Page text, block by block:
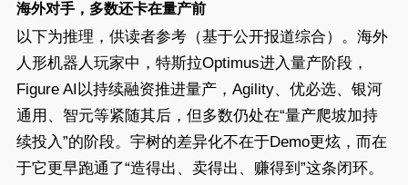
海外对手，多数还卡在量产前
以下为推理，供读者参考（基于公开报道综合）。海外
人形机器人玩家中，特斯拉Optimus进入量产阶段，
Figure AI以持续融资推进量产，Agility、优必选、银河
通用、智元等紧随其后，但多数仍处在“量产爬坡加持
续投入”的阶段。宇树的差异化不在于Demo更炫，而在
于它更早跑通了“造得出、卖得出、赚得到”这条闭环。